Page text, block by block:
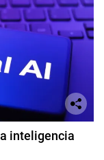
inteligencia